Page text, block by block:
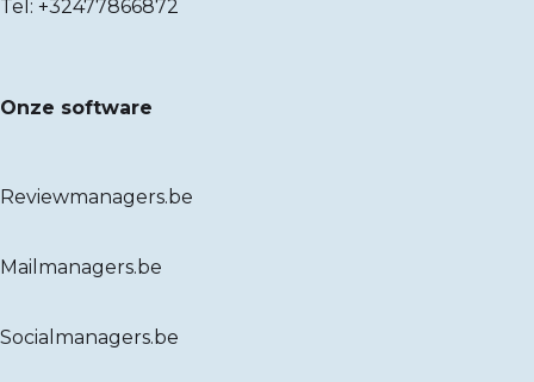
Tel: +32477866872
Onze software
Reviewmanagers.be
Mailmanagers.be
Socialmanagers.be